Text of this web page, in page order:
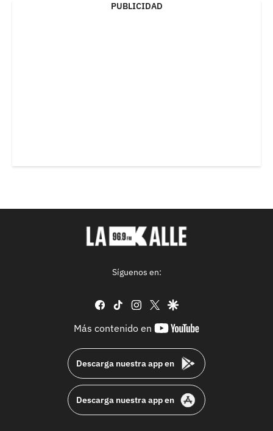
PUBLICIDAD
Síguenos en:
facebook
tiktok instagram
twittergoogle
Más contenido en
youtube-
Descarga nuestra app en
Descarga nuestra app en